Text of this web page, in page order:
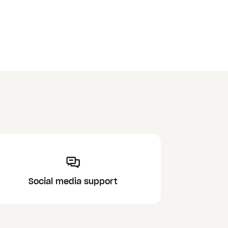
Social media support